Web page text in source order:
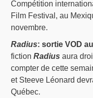
Compétition
Film Festival, au
novembre.
Radius: sortie VOD
fictionRadius aura
compter de cette
et Steeve Léonard
Québec.